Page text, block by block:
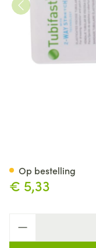
€ 5,33
Op bestelling